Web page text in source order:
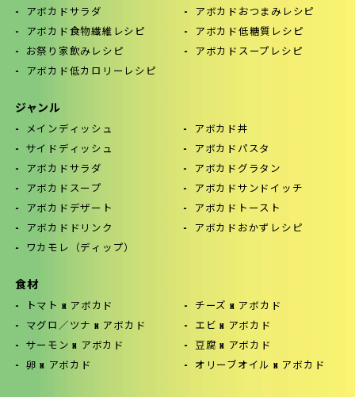
アボカドサラダ アボカドおつまみレシピ
アボカド食物繊維レシピ アボカド低糖質レシピ
お祭り家飲みレシピ アボカドスープレシピ
アボカド低カロリーレシピ
ジャンル
メインディッシュ
サイドディッシュ
アボカドサラダ
アボカドスープ
アボカドデザート
アボカドドリンク
ワカモレ（ディップ）
アボカド丼
アボカドパスタ
アボカドグラタン
アボカドサンドイッチ
アボカドトースト
アボカドおかずレシピ
食材
トマト x アボカド チーズ x アボカド
マグロ／ツナ x アボカド エビ x アボカド
サーモン x アボカド 豆腐 x アボカド
卵 x アボカド オリーブオイル x アボカド